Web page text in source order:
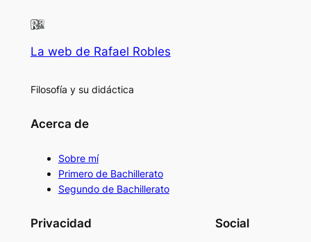
La web de Rafael Robles
Filosofía y su didáctica
Acerca de
Sobre mí
Primero de Bachillerato
Segundo de Bachillerato
Privacidad Social